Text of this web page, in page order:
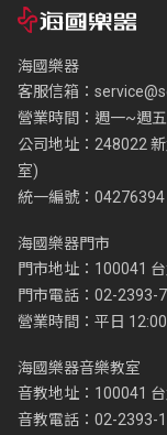
海國樂器
客服信箱：
營業時間：週一~週
公司地址：248022
室)
統一編號：04276394
海國樂器門市
門市地址：100041
門市電話：02-2393-
營業時間：平日
海國樂器音樂教室
音教地址：100041
音教電話：02-2393-